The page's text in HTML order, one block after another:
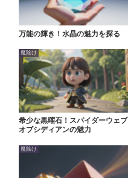
万能の輝き！水晶の魅力を探る
魔除け
希少な黒曜石！スパイダーウェブ
オブシディアンの魅力
魔除け